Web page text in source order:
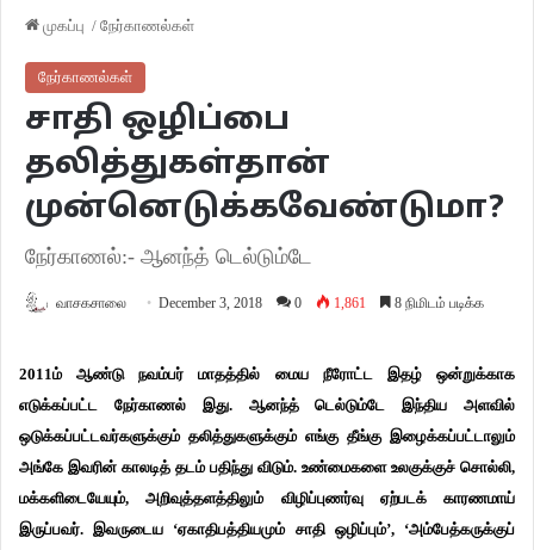
முகப்பு / நேர்காணல்கள்
நேர்காணல்கள்
சாதி ஒழிப்பை
தலித்துகள்தான்
முன்னெடுக்கவேண்டுமா?
நேர்காணல்:- ஆனந்த் டெல்டும்டே
வாசகசாலை December 3, 2018 0 1,861 8 நிமிடம் படிக்க
2011ம் ஆண்டு நவம்பர் மாதத்தில் மைய நீரோட்ட இதழ் ஒன்றுக்காக
எடுக்கப்பட்ட நேர்காணல் இது. ஆனந்த் டெல்டும்டே இந்திய அளவில்
ஒடுக்கப்பட்டவர்களுக்கும் தலித்துகளுக்கும் எங்கு தீங்கு இழைக்கப்பட்டாலும்
அங்கே இவரின் காலடித் தடம் பதிந்து விடும். உண்மைகளை உலகுக்குச் சொல்லி,
மக்களிடையேயும், அறிவுத்தளத்திலும் விழிப்புணர்வு ஏற்படக் காரணமாய்
இருப்பவர். இவருடைய ‘ஏகாதிபத்தியமும் சாதி ஒழிப்பும்’, ‘அம்பேத்கருக்குப்